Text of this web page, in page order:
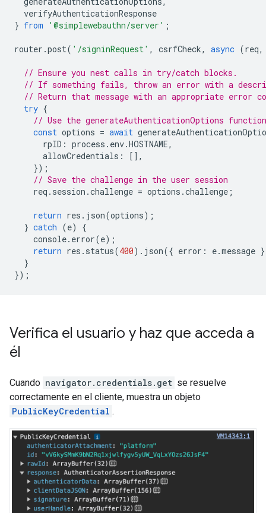
verifyAuthenticationResponse
} from '@simplewebauthn/server' ;
router .post( '/signinRequest' , csrfCheck, async (req,
// Ensure you nest calls in try/catch blocks.
// If something fails, throw an error with a
// Return that message with an appropriate error
try {
// Use the generateAuthenticationOptions function
const options = await
rpID : process . env.HOSTNAME,
allowCredentials :
[],
});
// Save the challenge in the user session
req . session .challenge = options .challenge ;
return res . json(options);
} catch (e)
{
console. error(e);
return res . status(400). json({ error : e.message
}
});
Verifica el usuario y haz que acceda a
él
Cuando navigator.credentials.get se resuelve
correctamente en el cliente, muestra un objeto
PublicKeyCredential .